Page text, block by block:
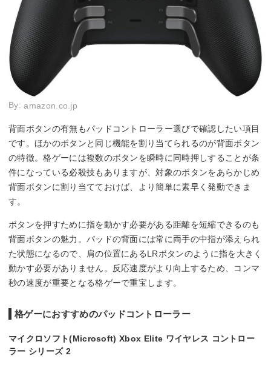
By:amazon.co.jp
背面ボタンの有無もパッドコントローラー選びで確認したい項目
です。ほかのボタンと同じ機能を割り当てられるのが背面ボタン
の特徴。格ゲーには複数のボタンを瞬時に同時押しすることが条
件になっている必殺技もありますが、対象のボタンをあらかじめ
背面ボタンに割り当てておけば、より簡単に素早く発動できま
す。
ボタンを押すために指を動かす必要がある距離を短縮できるのも
背面ボタンの魅力。パッドの背面には常に両手の中指が添えられ
た状態になるので、肩の位置にあるLRボタンのように指を大きく
動かす必要がありません。反応速度がより向上するため、コンマ
秒の速度が重要となる格ゲーで重宝します。
格ゲーにおすすめのパッドコントローラー
マイクロソフト(Microsoft) Xbox Elite ワイヤレス コントロー
ラー シリーズ 2